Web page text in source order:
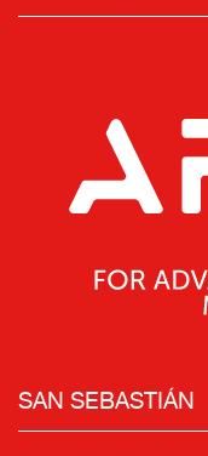
SAN SEBASTIÁN